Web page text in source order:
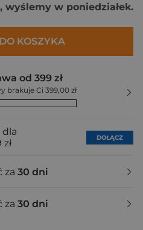
wyślemy w poniedziałek.
KOSZYKA
od 399 zł
brakuje Ci 399,00 zł
dla
DOŁĄCZ
za 30 dni
za 30 dni